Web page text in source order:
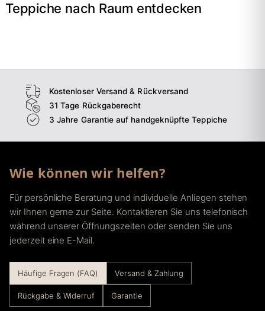
Teppiche nach Raum entdecken
Wohnzimmer
Kostenloser Versand & Rückversand
31 Tage Rückgaberecht
3 Jahre Garantie auf handgeknüpfte Teppiche
Wie können wir helfen?
Für persönliche Beratung und individuelle Anliegen stehen
wir Ihnen gerne zur Seite. Kontaktieren Sie uns telefonisch
während unserer Öffnungszeiten oder senden Sie uns
jederzeit eine E-Mail.
Häufige Fragen (FAQ) Versand & Zahlung
Rückgabe & Widerruf Garantie